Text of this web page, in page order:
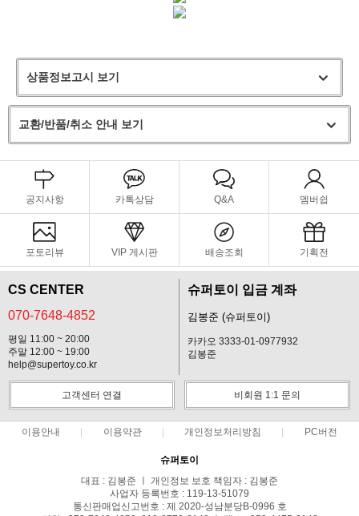
상품정보고시 보기
교환/반품/취소 안내 보기
공지사항 카톡상담 Q&A 멤버쉽
포토리뷰 VIP 게시판 배송조회 기획전
CS CENTER
070-7648-4852
평일 11:00 ~ 20:00
주말 12:00 ~ 19:00
help@supertoy.co.kr
슈퍼토이 입금 계좌
김봉준 (슈퍼토이)
카카오 3333-01-0977932
김봉준
고객센터 연결 비회원 1:1 문의
이용안내 이용약관 개인정보처리방침 PC버전
슈퍼토이
대표 : 김봉준 ㅣ 개인정보 보호 책임자 : 김봉준
사업자 등록번호 : 119-13-51079
통신판매업신고번호 : 제 2020-성남분당B-0996 호